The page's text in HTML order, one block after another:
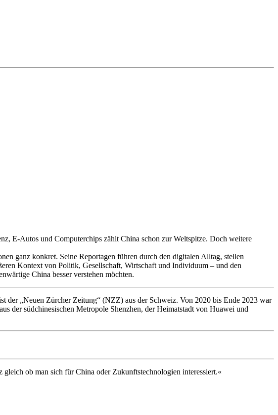
E-Autos und Computerchips zählt China schon zur Weltspitze. Doch weitere
ganz konkret. Seine Reportagen führen durch den digitalen Alltag, stellen
Kontext von Politik, Gesellschaft, Wirtschaft und Individuum – und den
China besser verstehen möchten.
der „Neuen Zürcher Zeitung“ (NZZ) aus der Schweiz. Von 2020 bis Ende 2023 war
der südchinesischen Metropole Shenzhen, der Heimatstadt von Huawei und
ob man sich für China oder Zukunftstechnologien interessiert.«